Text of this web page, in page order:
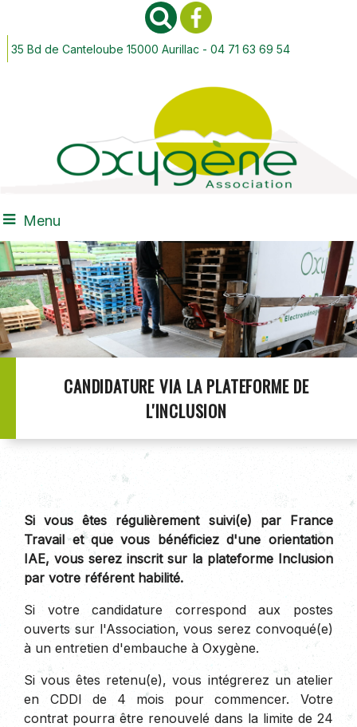
35 Bd de Canteloube 15000 Aurillac - 04 71 63 69 54
Menu
CANDIDATURE VIA LA PLATEFORME DE
L'INCLUSION
Si vous êtes régulièrement suivi(e) par France
Travail et que vous bénéficiez d'une orientation
IAE, vous serez inscrit sur la plateforme Inclusion
par votre référent habilité.
Si votre candidature correspond aux postes
ouverts sur l'Association, vous serez convoqué(e)
à un entretien d'embauche à Oxygène.
Si vous êtes retenu(e), vous intégrerez un atelier
en CDDI de 4 mois pour commencer. Votre
contrat pourra être renouvelé dans la limite de 24